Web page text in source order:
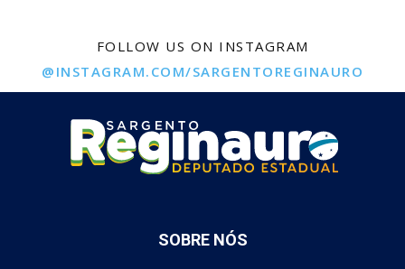
FOLLOW US ON INSTAGRAM
@INSTAGRAM.COM/SARGENTOREGINAURO
SOBRE NÓS